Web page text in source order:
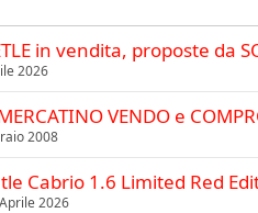
in vendita, proposte da
2026
VENDO e
2008
Cabrio 1.6 Limited Red
2026